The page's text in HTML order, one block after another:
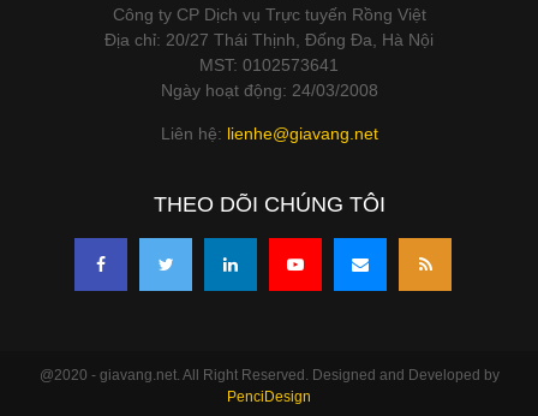
Công ty CP Dịch vụ Trực tuyến Rồng Việt
Địa chỉ: 20/27 Thái Thịnh, Đống Đa, Hà Nội
MST: 0102573641
Ngày hoạt động: 24/03/2008
Liên hệ: lienhe@giavang.net
THEO DÕI CHÚNG TÔI
@2020 - giavang.net. All Right Reserved. Designed and Developed by
PenciDesign